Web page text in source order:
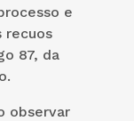
e
recuos
87, da
observar